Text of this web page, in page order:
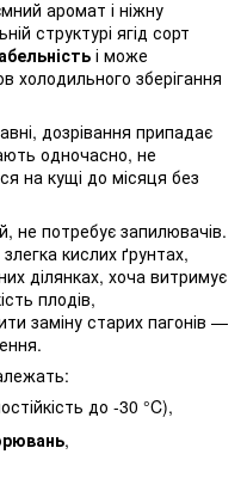
аромат і ніжну
структурі ягід сорт
і може
холодильного зберігання
дозрівання припадає
одночасно, не
на кущі до місяця без
не потребує запилювачів.
кислих ґрунтах,
ділянках, хоча витримує
плодів,
заміну старих пагонів —
до -30 °C),
,